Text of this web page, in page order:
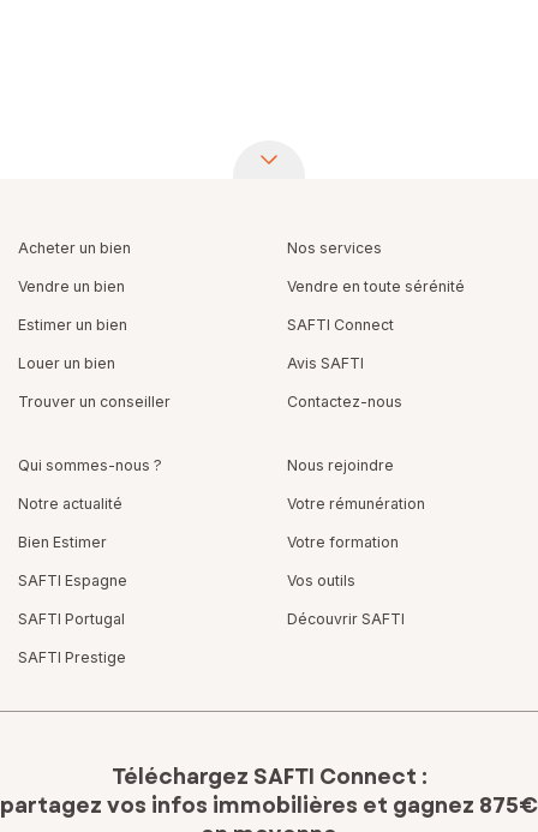
Acheter un bien
Vendre un bien
Estimer un bien
Louer un bien
Trouver un conseiller
Nos services
Vendre en toute sérénité
SAFTI Connect
Avis SAFTI
Contactez-nous
Qui sommes-nous ?
Notre actualité
Bien Estimer
SAFTI Espagne
SAFTI Portugal
SAFTI Prestige
Nous rejoindre
Votre rémunération
Votre formation
Vos outils
Découvrir SAFTI
Téléchargez SAFTI Connect :
partagez vos infos immobilières et gagnez 875€